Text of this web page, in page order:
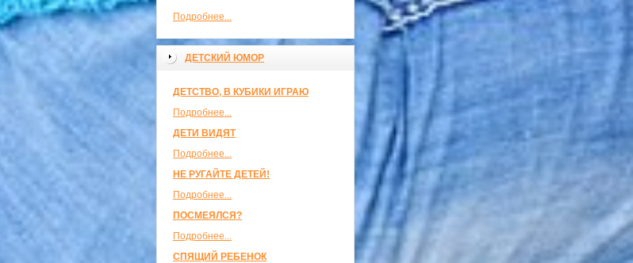
Подробнее...
ДЕТСКИЙ ЮМОР
ДЕТСТВО, В КУБИКИ ИГРАЮ
Подробнее...
ДЕТИ ВИДЯТ
Подробнее...
НЕ РУГАЙТЕ ДЕТЕЙ!
Подробнее...
ПОСМЕЯЛСЯ?
Подробнее...
СПЯЩИЙ РЕБЕНОК